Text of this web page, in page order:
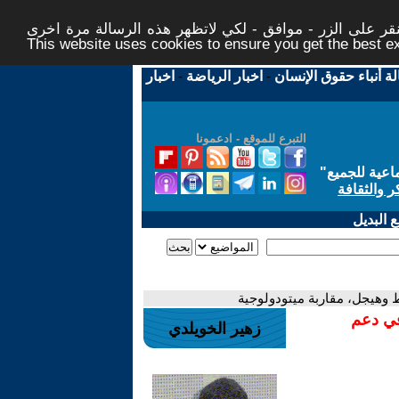
على الزر - موافق - لكي لاتظهر هذه الرسالة مرة اخرى -
This website uses cookies to ensure you get the best
أنباء حقوق الإنسان - اخبار الرياضة - اخبار
التبرع للموقع - ادعمونا
للجميع"
والثقافة
البديل
مقاربة ميتودولوجية
في دعم زهير الخويلدي